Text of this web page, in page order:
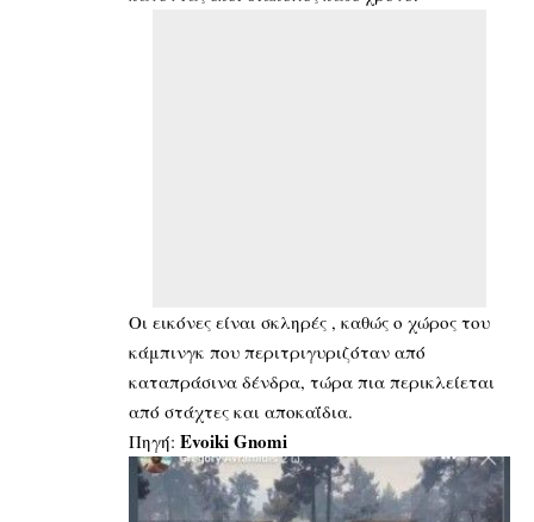
Οι εικόνες είναι σκληρές , καθώς ο χώρος του
κάμπινγκ που περιτριγυριζόταν από
καταπράσινα δένδρα, τώρα πια περικλείεται
από στάχτες και αποκαΐδια.
Πηγή: Evoiki Gnomi